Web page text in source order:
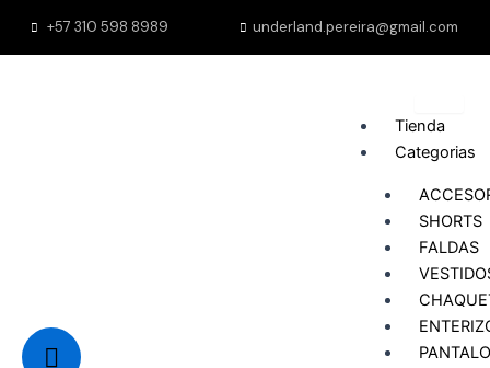
+57 310 598 8989 underland.pereira@gmail.com
Tienda
Categorias
SHORTS
FALDAS